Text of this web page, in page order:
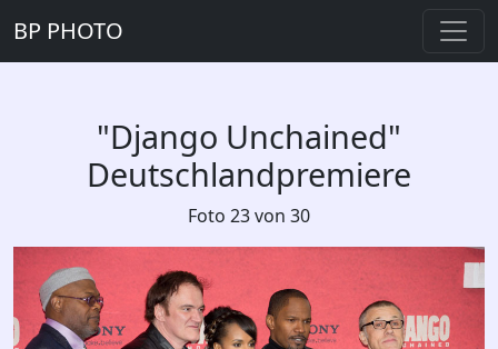
BP PHOTO
"Django Unchained"
Deutschlandpremiere
Foto 23 von 30